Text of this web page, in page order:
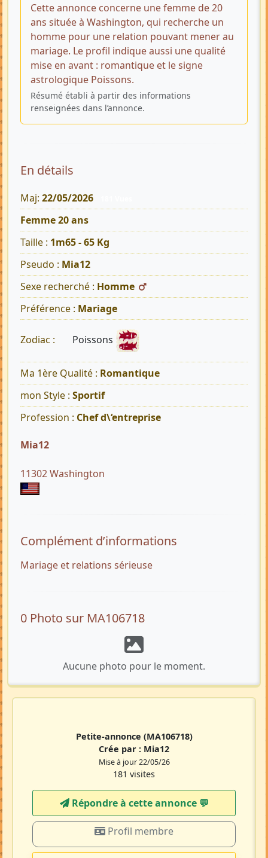
Cette annonce concerne une femme de 20
ans située à Washington, qui recherche un
homme pour une relation pouvant mener au
mariage. Le profil indique aussi une qualité
mise en avant : romantique et le signe
astrologique Poissons.
Résumé établi à partir des informations
renseignées dans l’annonce.
En détails
Maj: 22/05/2026
Femme 20 ans
Taille : 1m65 - 65 Kg
Pseudo : Mia12
Sexe recherché : Homme
Préférence : Mariage
Zodiac : Poissons
Ma 1ère Qualité : Romantique
mon Style : Sportif
Profession : Chef d\‘entreprise
Mia12
11302 Washington
Complément d’informations
Mariage et relations sérieuse
0 Photo sur MA106718
Aucune photo pour le moment.
Petite-annonce (MA106718)
Crée par : Mia12
Mise à jour 22/05/26
181 visites
Répondre à cette annonce 💬​
Profil membre